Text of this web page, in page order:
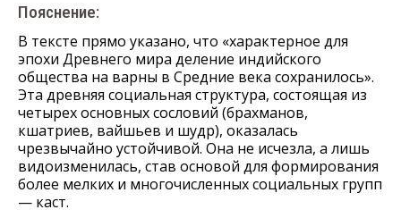
Пояснение:
В тексте прямо указано, что «характерное для
эпохи Древнего мира деление индийского
общества на варны в Средние века сохранилось».
Эта древняя социальная структура, состоящая из
четырех основных сословий (брахманов,
кшатриев, вайшьев и шудр), оказалась
чрезвычайно устойчивой. Она не исчезла, а лишь
видоизменилась, став основой для формирования
более мелких и многочисленных социальных групп
— каст.